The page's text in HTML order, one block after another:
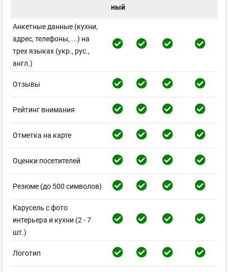
ный
Анкетные данные (кухни,
адрес, телефоны, ...) на
трех языках (укр., рус.,
англ.)
Отзывы
Рейтинг внимания
Отметка на карте
Оценки посетителей
Резюме (до 500 символов)
Карусель с фото
интерьера и кухни (2 - 7
шт.)
Логотип